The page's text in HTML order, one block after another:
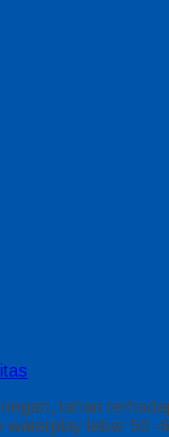
tahan
lebar 50